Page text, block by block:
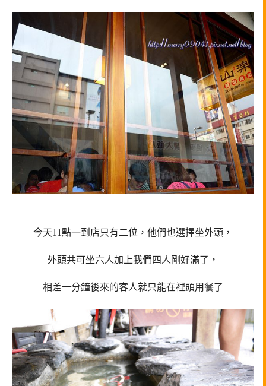
今天11點一到店只有二位，他們也選擇坐外頭，
外頭共可坐六人加上我們四人剛好滿了，
相差一分鐘後來的客人就只能在裡頭用餐了